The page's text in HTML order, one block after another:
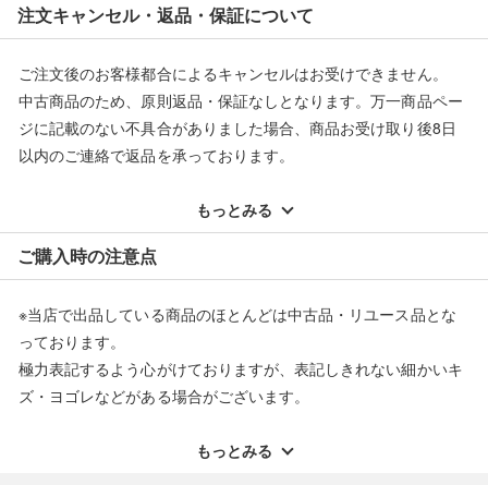
注文キャンセル・返品・保証について
ご注文後のお客様都合によるキャンセルはお受けできません。
中古商品のため、原則返品・保証なしとなります。万一商品ペー
ジに記載のない不具合がありました場合、商品お受け取り後8日
以内のご連絡で返品を承っております。
配送料ともに当社負担で対応いたします。
※オンラインストアで購入頂いた商品は、店頭での返品はお受け
できません。また、商品の修理及び交換に関しては承ることがで
返品・交換について
もっとみる
ご購入時の注意点
※当店で出品している商品のほとんどは中古品・リユース品とな
っております。
極力表記するよう心がけておりますが、表記しきれない細かいキ
ズ・ヨゴレなどがある場合がございます。
もっとみる